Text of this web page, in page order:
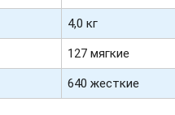
4,0 кг
127 мягкие
640 жесткие